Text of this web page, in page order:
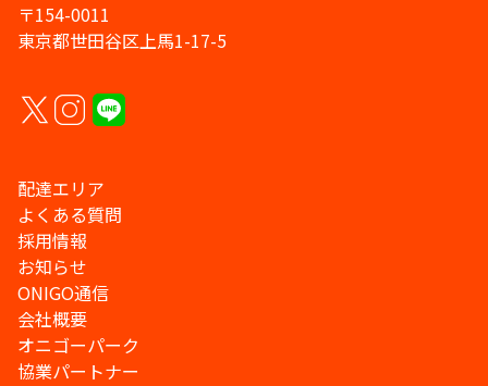
〒154-0011
東京都世田谷区上馬1-17-5
配達エリア
よくある質問
採用情報
お知らせ
ONIGO通信
会社概要
オニゴーパーク
協業パートナー